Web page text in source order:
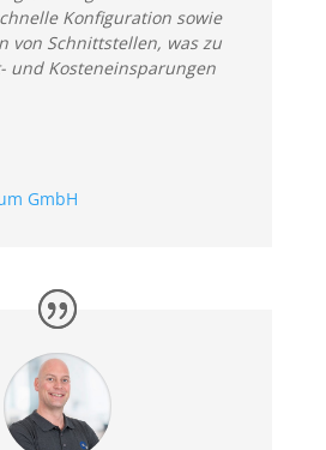
Konfiguration sowie
von Schnittstellen, was zu
und Kosteneinsparungen
GmbH